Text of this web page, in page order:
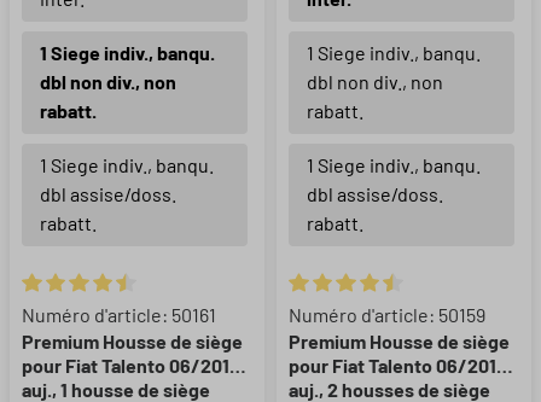
1 Siege indiv., banqu.
dbl non div., non
rabatt.
1 Siege indiv., banqu.
dbl assise/doss.
rabatt.
Note moyenne de 4.5 sur 5 étoiles
Numéro d'article: 50161
Premium Housse de siège
pour Fiat Talento 06/2016-
auj., 1 housse de siège
1 Siege indiv., banqu.
dbl non div., non
rabatt.
1 Siege indiv., banqu.
dbl assise/doss.
rabatt.
Note moyenne de 4.5 sur 5
Numéro d'article: 50159
Premium Housse de siège
pour Fiat Talento 06/2016-
auj., 2 housses de siège